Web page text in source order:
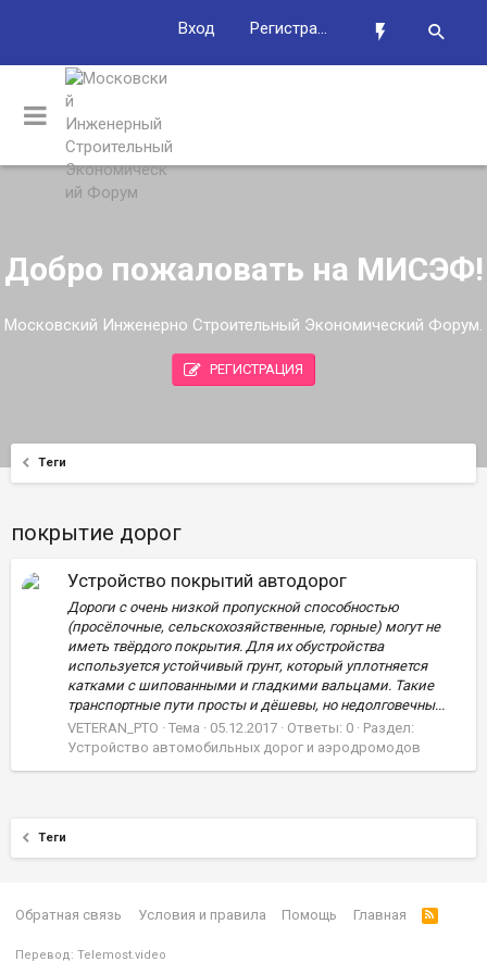
Вход Регистрация
Добро пожаловать на МИСЭФ!
Московский Инженерно Строительный Экономический Форум.
РЕГИСТРАЦИЯ
Теги
покрытие дорог
Устройство покрытий автодорог
Дороги с очень низкой пропускной способностью
(просёлочные, сельскохозяйственные, горные) могут не
иметь твёрдого покрытия. Для их обустройства
используется устойчивый грунт, который уплотняется
катками с шипованными и гладкими вальцами. Такие
транспортные пути просты и дёшевы, но недолговечны...
VETERAN_PTO
Тема 05.12.2017 Ответы: 0
Раздел:
Устройство автомобильных дорог и аэродромодов
Теги
Обратная связь Условия и правила Помощь Главная
Перевод: Telemost.video